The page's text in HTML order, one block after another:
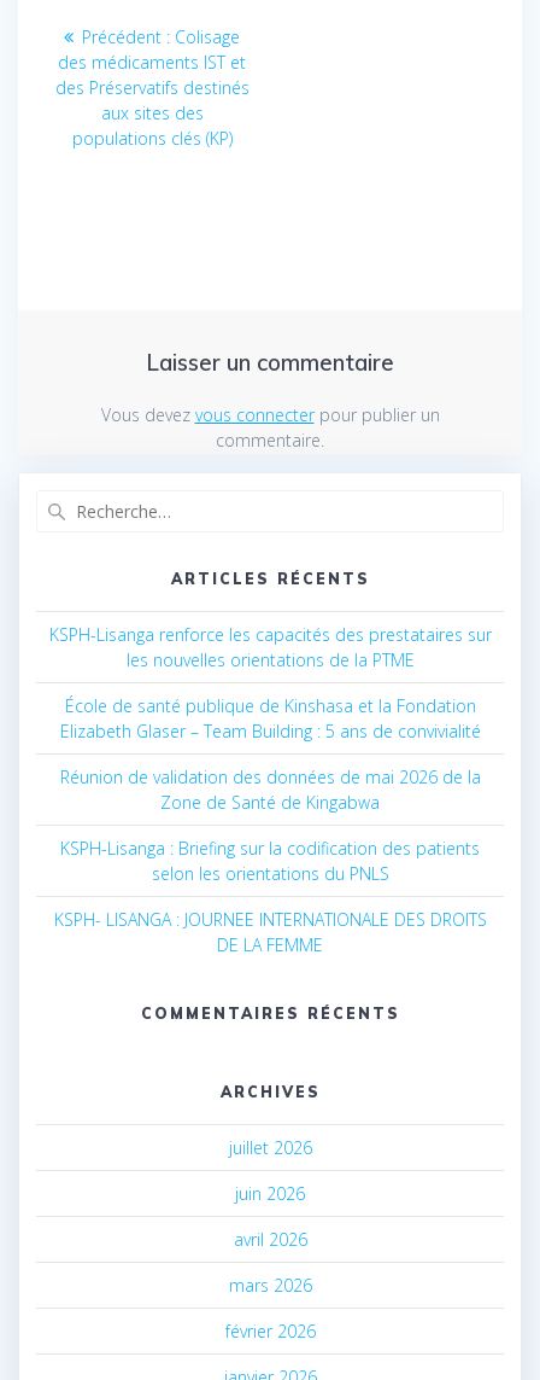
Navigation
de
l’article
Précédent : Article
précédent
:
Colisage
des médicaments IST et
des Préservatifs destinés
aux sites des
populations clés (KP)
Laisser un commentaire
Vous devez vous connecterpour publier un
commentaire.
ARTICLES RÉCENTS
KSPH-Lisanga renforce les capacités des prestataires sur
les nouvelles orientations de la PTME
École de santé publique de Kinshasa et la Fondation
Elizabeth Glaser – Team Building : 5 ans de convivialité
Réunion de validation des données de mai 2026 de la
Zone de Santé de Kingabwa
KSPH-Lisanga : Briefing sur la codification des patients
selon les orientations du PNLS
KSPH- LISANGA : JOURNEE INTERNATIONALE DES DROITS
DE LA FEMME
COMMENTAIRES RÉCENTS
ARCHIVES
juillet 2026
juin 2026
avril 2026
mars 2026
février 2026